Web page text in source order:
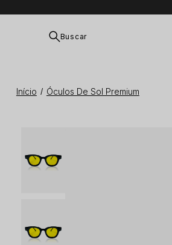
Buscar
Início Óculos De Sol Premium